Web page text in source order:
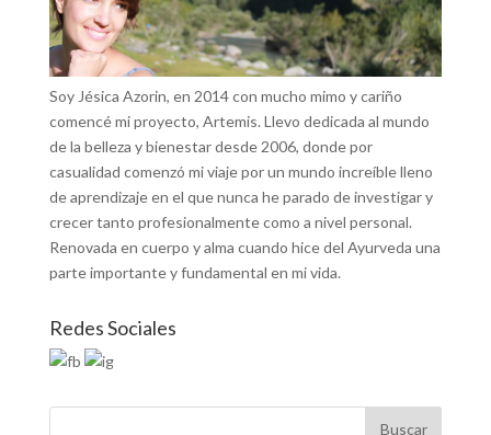
Soy Jésica Azorin, en 2014 con mucho mimo y cariño
comencé mi proyecto, Artemis. Llevo dedicada al mundo
de la belleza y bienestar desde 2006, donde por
casualidad comenzó mi viaje por un mundo increíble lleno
de aprendizaje en el que nunca he parado de investigar y
crecer tanto profesionalmente como a nivel personal.
Renovada en cuerpo y alma cuando hice del Ayurveda una
parte importante y fundamental en mi vida.
Redes Sociales